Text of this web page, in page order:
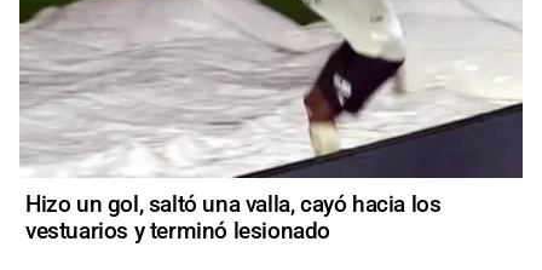
Hizo un gol, saltó una valla, cayó hacia los
vestuarios y terminó lesionado